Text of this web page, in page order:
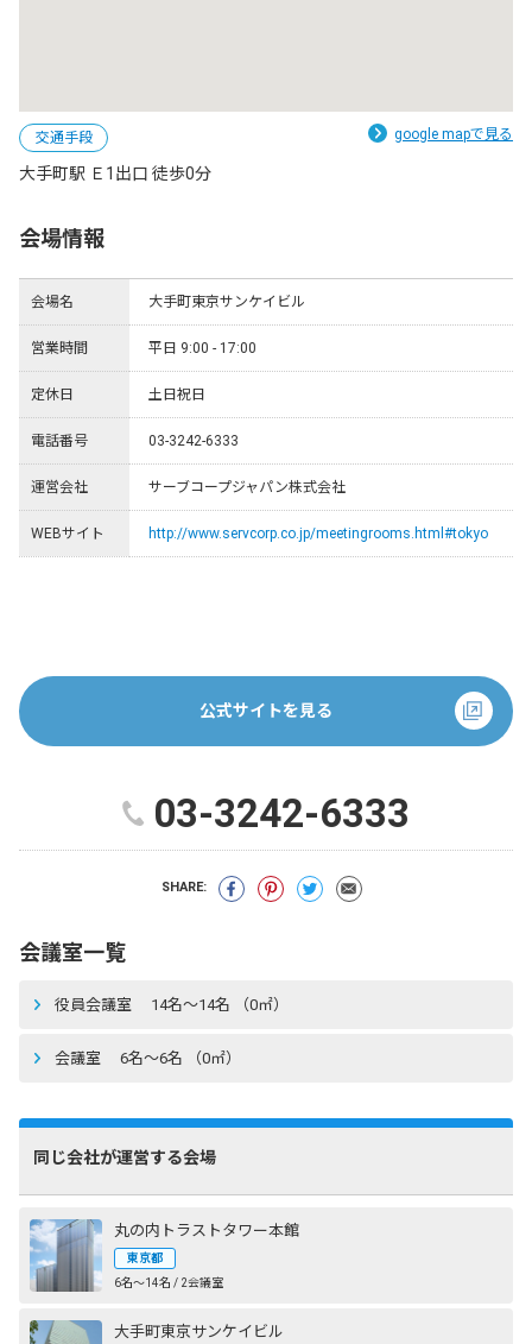
google mapで見る
交通手段
大手町駅 Ｅ1出口 徒歩0分
会場情報
会場名 大手町東京サンケイビル
営業時間 平日 9:00 - 17:00
定休日 土日祝日
電話番号 03-3242-6333
運営会社 サーブコープジャパン株式会社
WEBサイト http://www.servcorp.co.jp/meetingrooms.html#tokyo
公式サイトを見る
03-3242-6333
SHARE:
会議室一覧
役員会議室 14名〜14名 （0㎡）
会議室 6名〜6名 （0㎡）
同じ会社が運営する会場
丸の内トラストタワー本館
東京都
6名〜14名 / 2会議室
大手町東京サンケイビル